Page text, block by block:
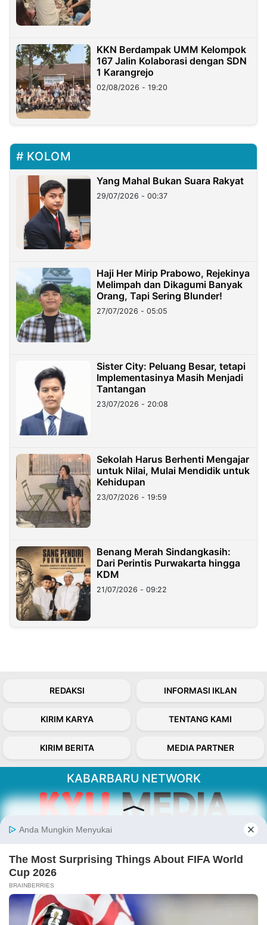
KKN Berdampak UMM Kelompok
167 Jalin Kolaborasi dengan SDN
1 Karangrejo
02/08/2026 - 19:20
KOLOM
Yang Mahal Bukan Suara Rakyat
29/07/2026 - 00:37
Haji Her Mirip Prabowo, Rejekinya
Melimpah dan Dikagumi Banyak
Orang, Tapi Sering Blunder!
27/07/2026 - 05:05
Sister City: Peluang Besar, tetapi
Implementasinya Masih Menjadi
Tantangan
23/07/2026 - 20:08
Sekolah Harus Berhenti Mengajar
untuk Nilai, Mulai Mendidik untuk
Kehidupan
23/07/2026 - 19:59
Benang Merah Sindangkasih:
Dari Perintis Purwakarta hingga
KDM
21/07/2026 - 09:22
REDAKSI INFORMASI IKLAN
KIRIM KARYA TENTANG KAMI
KIRIM BERITA MEDIA PARTNER
KABARBARU NETWORK
Follow Kabarbaru